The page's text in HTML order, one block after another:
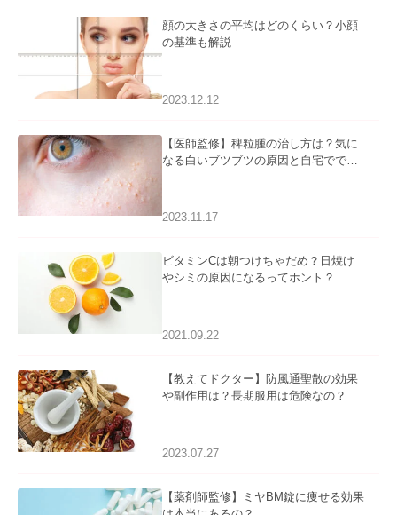
顔の大きさの平均はどのくらい？小顔
の基準も解説
2023.12.12
【医師監修】稗粒腫の治し方は？気に
なる白いブツブツの原因と自宅ででき
2023.11.17
ビタミンCは朝つけちゃだめ？日焼け
やシミの原因になるってホント？
2021.09.22
【教えてドクター】防風通聖散の効果
や副作用は？長期服用は危険なの？
2023.07.27
【薬剤師監修】ミヤBM錠に痩せる効果